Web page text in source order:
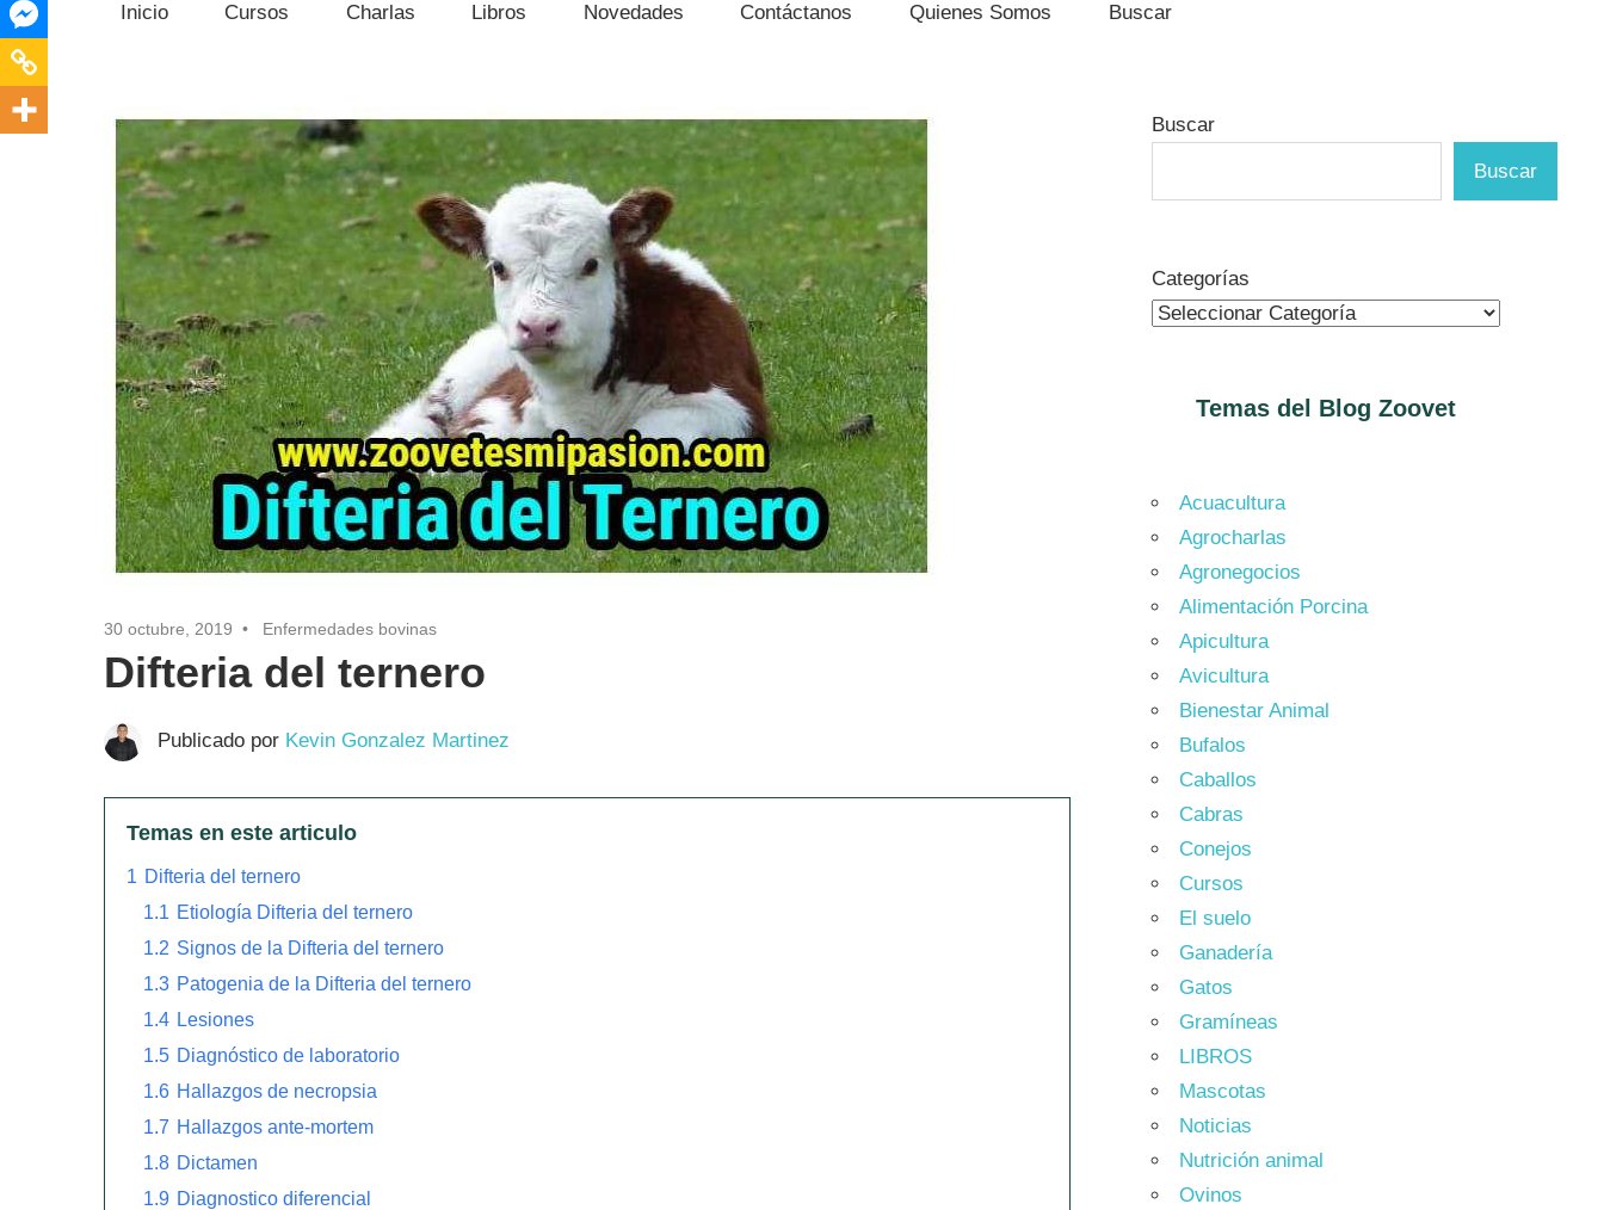
Inicio Cursos Charlas Libros Novedades Contáctanos Quienes Somos Buscar
30 octubre, 2019 Enfermedades bovinas
Difteria del ternero
Publicado por Kevin Gonzalez Martinez
Temas en este articulo
1 Difteria del ternero
1.1 Etiología Difteria del ternero
1.2 Signos de la Difteria del ternero
1.3 Patogenia de la Difteria del ternero
1.4 Lesiones
1.5 Diagnóstico de laboratorio
1.6 Hallazgos de necropsia
1.7 Hallazgos ante-mortem
1.8 Dictamen
1.9 Diagnostico diferencial
Buscar
Buscar
Categorías
Temas del Blog Zoovet
Acuacultura
Agrocharlas
Agronegocios
Alimentación Porcina
Apicultura
Avicultura
Bienestar Animal
Bufalos
Caballos
Cabras
Conejos
Cursos
El suelo
Ganadería
Gatos
Gramíneas
LIBROS
Mascotas
Noticias
Nutrición animal
Ovinos